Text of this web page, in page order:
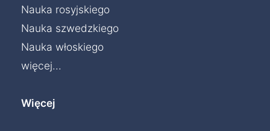
Nauka rosyjskiego
Nauka szwedzkiego
Nauka włoskiego
więcej...
Więcej